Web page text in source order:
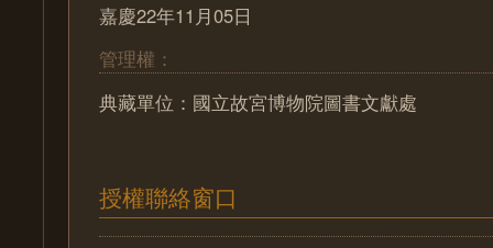
嘉慶22年11月05日
管理權：
典藏單位：國立故宮博物院圖書文獻處
授權聯絡窗口